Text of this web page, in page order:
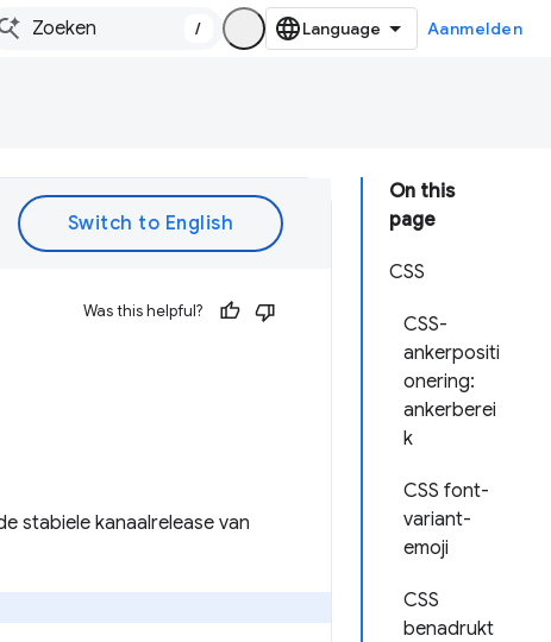
/ Aanmelden
On this
page
CSS
CSS-
ankerpositi
onering:
ankerberei
k
CSS font-
variant-
emoji
CSS
benadrukt
Was this helpful?
stabiele kanaalrelease van